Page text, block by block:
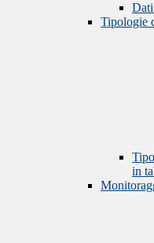
Tipologie
in